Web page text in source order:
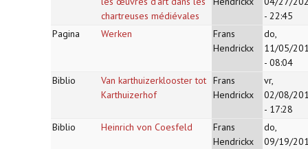
chartreuses médiévales
- 22:45
Pagina
Werken
Frans
Hendrickx
do,
11/05/
- 08:04
Biblio
Van karthuizerklooster tot
Karthuizerhof
Frans
Hendrickx
vr,
02/08/
- 17:28
Biblio
Heinrich von Coesfeld
Frans
Hendrickx
do,
09/19/